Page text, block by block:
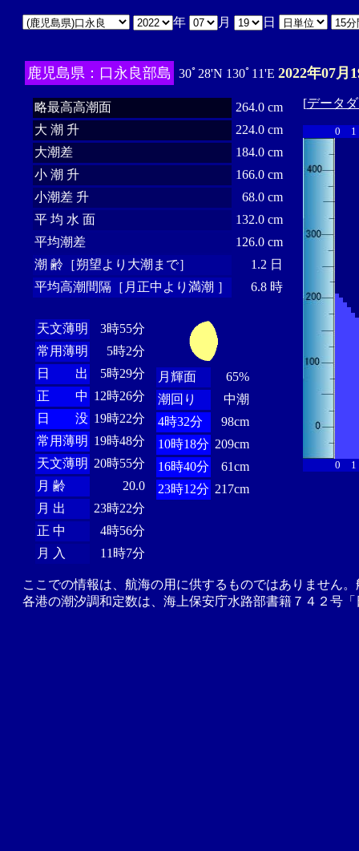
年 月 日
鹿児島県：口永良部島 30ﾟ28'N 130ﾟ11'E 2022年07月
略最高高潮面
264.0 cm
大 潮 升
224.0 cm
大潮差
184.0 cm
小 潮 升
166.0 cm
小潮差 升
68.0 cm
平 均 水 面
132.0 cm
平均潮差
126.0 cm
潮 齢［朔望より大潮まで］
1.2 日
平均高潮間隔［月正中より満潮 ］
6.8 時
天文薄明
3時55分
常用薄明
5時2分
日 出
5時29分
正 中 12時26分
日 没 19時22分
常用薄明 19時48分
天文薄明 20時55分
月 齢
20.0
月 出
23時22分
正 中
4時56分
月 入
11時7分
月輝面
65%
潮回り
中潮
4時32分
98cm
10時18分 209cm
16時40分
61cm
23時12分 217cm
[データ
0 1
0 1
ここでの情報は、航海の用に供するものではありません
各港の潮汐調和定数は、海上保安庁水路部書籍７４２号